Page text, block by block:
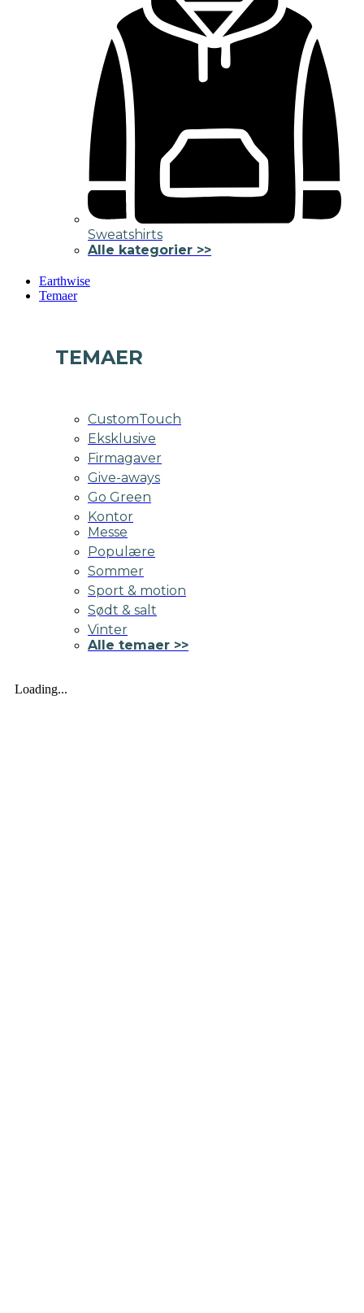
Sweatshirts
Alle kategorier >>
Earthwise
Temaer
TEMAER
CustomTouch
Eksklusive
Firmagaver
Give-aways
Go Green
Kontor
Messe
Populære
Sommer
Sport & motion
Sødt & salt
Vinter
Alle temaer >>
Loading...